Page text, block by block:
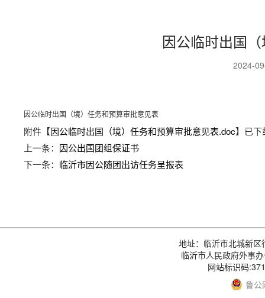
因公临时出国
2024-
因公临时出国（境）任务和预算审批意见表
附件【因公临时出国（境）任务和预算审批意见表.doc】已下
上一条： 因公出国团组保证书
下一条： 临沂市因公随团出访任务呈报表
地址：临沂市北城新
临沂市人民政府外事
网站标识码
鲁公